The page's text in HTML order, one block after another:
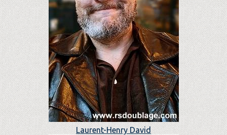
Laurent-Henry David